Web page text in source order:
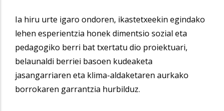
Ia hiru urte igaro ondoren, ikastetxeekin egindako
lehen esperientzia honek dimentsio sozial eta
pedagogiko berri bat txertatu dio proiektuari,
belaunaldi berriei basoen kudeaketa
jasangarriaren eta klima-aldaketaren aurkako
borrokaren garrantzia hurbilduz.